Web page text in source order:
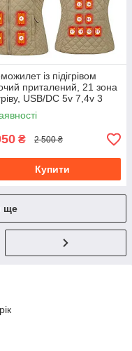
із підігрівом
приталений, 21 зона
USB/DC 5v 7,4v 3
регулювання
бежевий, розмір
₴ 2 500 ₴
Купити
ще